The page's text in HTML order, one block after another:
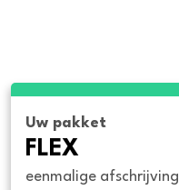
Uw pakket
FLEX
eenmalige afschrijving